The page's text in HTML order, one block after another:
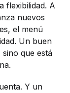
flexibilidad. A
nuevos
el menú
Un buen
que está
Y un